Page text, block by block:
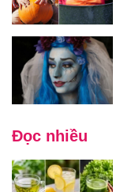
Đọc nhiều